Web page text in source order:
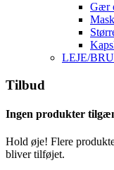
Gær
LEJE/
Tilbud
Ingen produkter
Hold øje! Flere
bliver tilføjet.